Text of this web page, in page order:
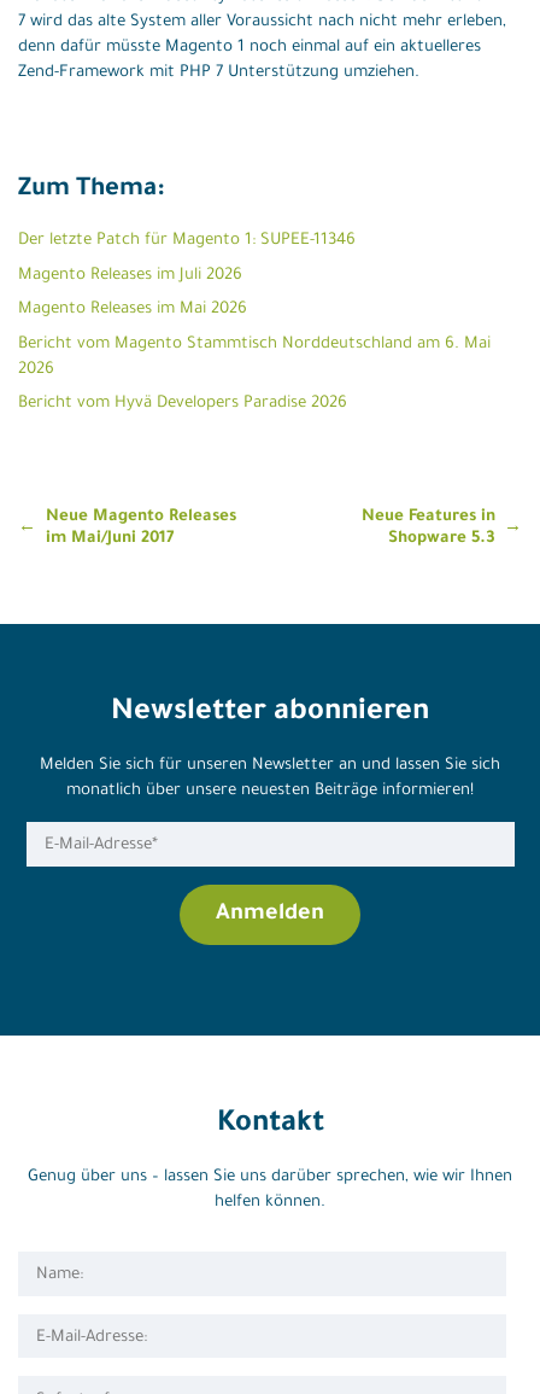
7 wird das alte System aller Voraussicht nach nicht mehr erleben,
denn dafür müsste Magento 1 noch einmal auf ein aktuelleres
Zend-Framework mit PHP 7 Unterstützung umziehen.
Zum Thema:
Der letzte Patch für Magento 1: SUPEE-11346
Magento Releases im Juli 2026
Magento Releases im Mai 2026
Bericht vom Magento Stammtisch Norddeutschland am 6. Mai
2026
Bericht vom Hyvä Developers Paradise 2026
Beitragsnavigation
Neue Magento Releases
im Mai/Juni 2017
Neue Features in
Shopware 5.3
Newsletter abonnieren
Melden Sie sich für unseren Newsletter an und lassen Sie sich
monatlich über unsere neuesten Beiträge informieren!
Kontakt
Genug über uns – lassen Sie uns darüber sprechen, wie wir Ihnen
helfen können.